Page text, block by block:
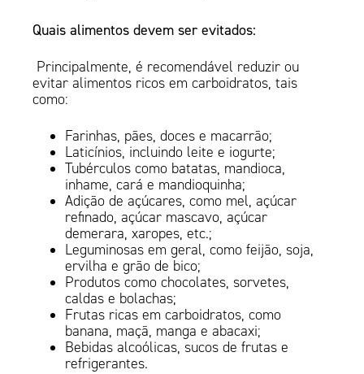
Quais alimentos devem ser evitados:
Principalmente, é recomendável reduzir ou
evitar alimentos ricos em carboidratos, tais
como:
Farinhas, pães, doces e macarrão;
Laticínios, incluindo leite e iogurte;
Tubérculos como batatas, mandioca,
inhame, cará e mandioquinha;
Adição de açúcares, como mel, açúcar
refinado, açúcar mascavo, açúcar
demerara, xaropes, etc.;
Leguminosas em geral, como feijão, soja,
ervilha e grão de bico;
Produtos como chocolates, sorvetes,
caldas e bolachas;
Frutas ricas em carboidratos, como
banana, maçã, manga e abacaxi;
Bebidas alcoólicas, sucos de frutas e
refrigerantes.